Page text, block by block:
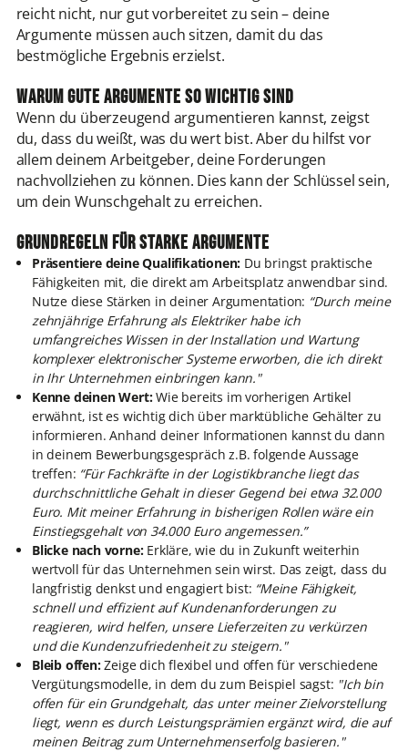
reicht nicht, nur gut vorbereitet zu sein – deine
Argumente müssen auch sitzen, damit du das
bestmögliche Ergebnis erzielst.
Warum gute Argumente so wichtig sind
Wenn du überzeugend argumentieren kannst, zeigst
du, dass du weißt, was du wert bist. Aber du hilfst vor
allem deinem Arbeitgeber, deine Forderungen
nachvollziehen zu können. Dies kann der Schlüssel sein,
um dein Wunschgehalt zu erreichen.
Grundregeln für starke Argumente
Präsentiere deine Qualifikationen: Du bringst praktische
Fähigkeiten mit, die direkt am Arbeitsplatz anwendbar sind.
Nutze diese Stärken in deiner Argumentation: “Durch meine
zehnjährige Erfahrung als Elektriker habe ich
umfangreiches Wissen in der Installation und Wartung
komplexer elektronischer Systeme erworben, die ich direkt
in Ihr Unternehmen einbringen kann."
Kenne deinen Wert:Wie bereits im vorherigen Artikel
erwähnt, ist es wichtig dich über marktübliche Gehälter zu
informieren. Anhand deiner Informationen kannst du dann
in deinem Bewerbungsgespräch z.B. folgende Aussage
treffen: “Für Fachkräfte in der Logistikbranche liegt das
durchschnittliche Gehalt in dieser Gegend bei etwa 32.000
Euro. Mit meiner Erfahrung in bisherigen Rollen wäre ein
Einstiegsgehalt von 34.000 Euro angemessen.”
Blicke nach vorne:Erkläre, wie du in Zukunft weiterhin
wertvoll für das Unternehmen sein wirst. Das zeigt, dass du
langfristig denkst und engagiert bist: “Meine Fähigkeit,
schnell und effizient auf Kundenanforderungen zu
reagieren, wird helfen, unsere Lieferzeiten zu verkürzen
und die Kundenzufriedenheit zu steigern."
Bleib offen:Zeige dich flexibel und offen für verschiedene
Vergütungsmodelle, in dem du zum Beispiel sagst: "Ich bin
offen für ein Grundgehalt, das unter meiner Zielvorstellung
liegt, wenn es durch Leistungsprämien ergänzt wird, die auf
meinen Beitrag zum Unternehmenserfolg basieren."